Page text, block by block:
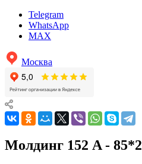
Telegram
WhatsApp
MAX
Москва
Молдинг 152 A -